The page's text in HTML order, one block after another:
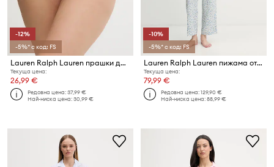
-12%
-5%* с код: FS
Lauren Ralph Lauren прашки дамски
Текуща цена:
26,99 €
Редовна цена:37,99 €
Най-ниска цена:30,99 €
-10%
-5%* с код: FS
Lauren Ralph Lauren пижама от две части дамска с памук
Текуща цена:
79,99 €
Редовна цена:129,90 €
Най-ниска цена:88,99 €